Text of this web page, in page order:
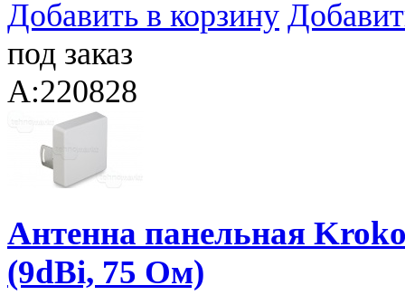
Добавить в корзину
под заказ
A:220828
Антенна панельная
(9dBi, 75 Ом)